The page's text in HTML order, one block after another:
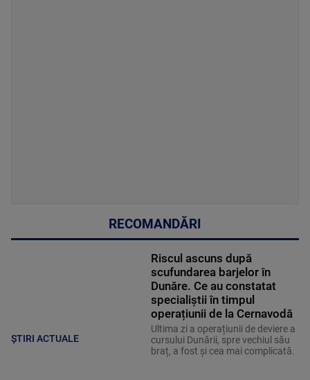
RECOMANDĂRI
ȘTIRI ACTUALE
Riscul ascuns după
scufundarea barjelor în
Dunăre. Ce au constatat
specialiștii în timpul
operațiunii de la Cernavodă
Ultima zi a operațiunii de deviere a
cursului Dunării, spre vechiul său
braț, a fost și cea mai complicată.